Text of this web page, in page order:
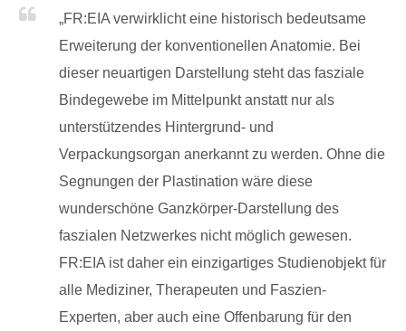
„FR:EIA verwirklicht eine historisch bedeutsame
Erweiterung der konventionellen Anatomie. Bei
dieser neuartigen Darstellung steht das fasziale
Bindegewebe im Mittelpunkt anstatt nur als
unterstützendes Hintergrund- und
Verpackungsorgan anerkannt zu werden. Ohne die
Segnungen der Plastination wäre diese
wunderschöne Ganzkörper-Darstellung des
faszialen Netzwerkes nicht möglich gewesen.
FR:EIA ist daher ein einzigartiges Studienobjekt für
alle Mediziner, Therapeuten und Faszien-
Experten, aber auch eine Offenbarung für den